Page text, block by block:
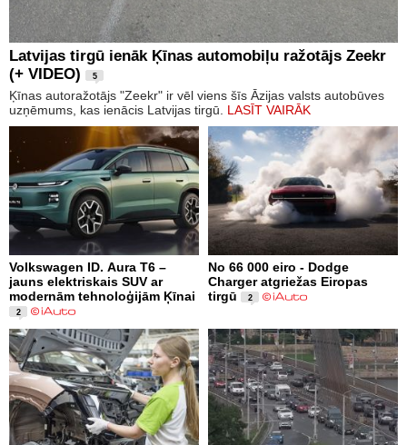
Latvijas tirgū ienāk Ķīnas automobiļu ražotājs Zeekr
(+ VIDEO)
5
Ķīnas autoražotājs "Zeekr" ir vēl viens šīs Āzijas valsts autobūves
uzņēmums, kas ienācis Latvijas tirgū. LASĪT VAIRĀK
Volkswagen ID. Aura T6 –
jauns elektriskais SUV ar
modernām tehnoloģijām Ķīnai
2
No 66 000 eiro - Dodge
Charger atgriežas Eiropas
tirgū
2